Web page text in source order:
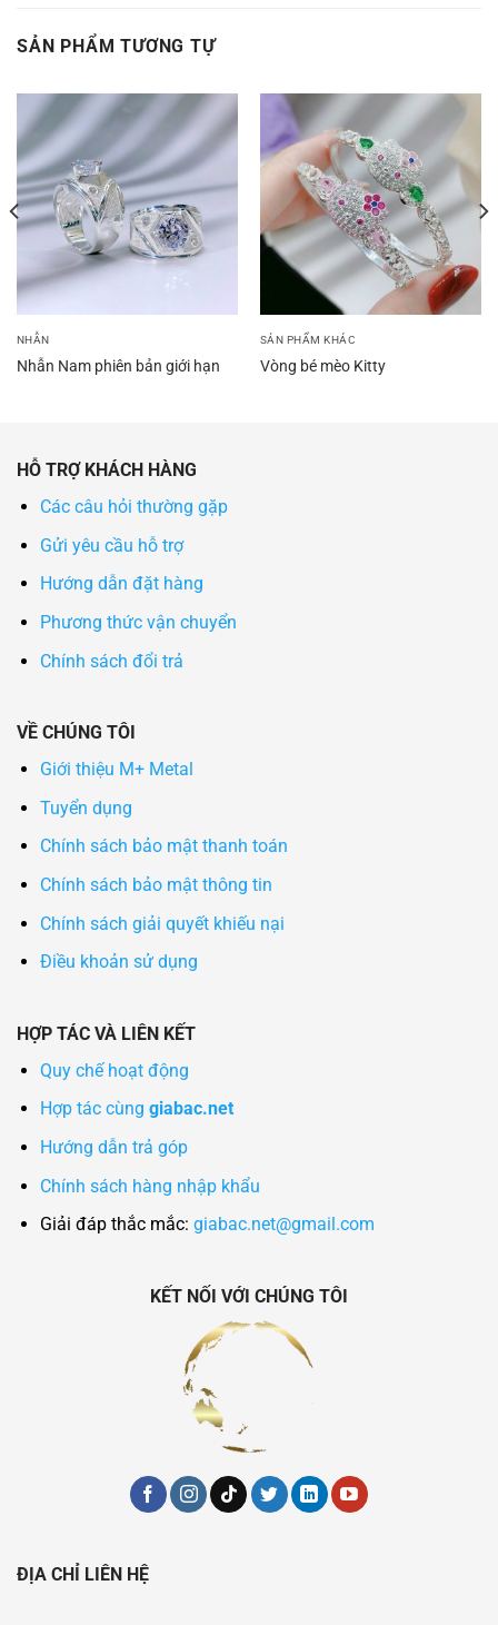
SẢN PHẨM TƯƠNG TỰ
NHẪN
Nhẫn Nam phiên bản giới hạn
SẢN PHẨM KHÁC
Vòng bé mèo Kitty
HỖ TRỢ KHÁCH HÀNG
Các câu hỏi thường gặp
Gửi yêu cầu hỗ trợ
Hướng dẫn đặt hàng
Phương thức vận chuyển
Chính sách đổi trả
VỀ CHÚNG TÔI
Giới thiệu M+ Metal
Tuyển dụng
Chính sách bảo mật thanh toán
Chính sách bảo mật thông tin
Chính sách giải quyết khiếu nại
Điều khoản sử dụng
HỢP TÁC VÀ LIÊN KẾT
Quy chế hoạt động
Hợp tác cùng giabac.net
Hướng dẫn trả góp
Chính sách hàng nhập khẩu
Giải đáp thắc mắc: giabac.net@gmail.com
KẾT NỐI VỚI CHÚNG TÔI
ĐỊA CHỈ LIÊN HỆ